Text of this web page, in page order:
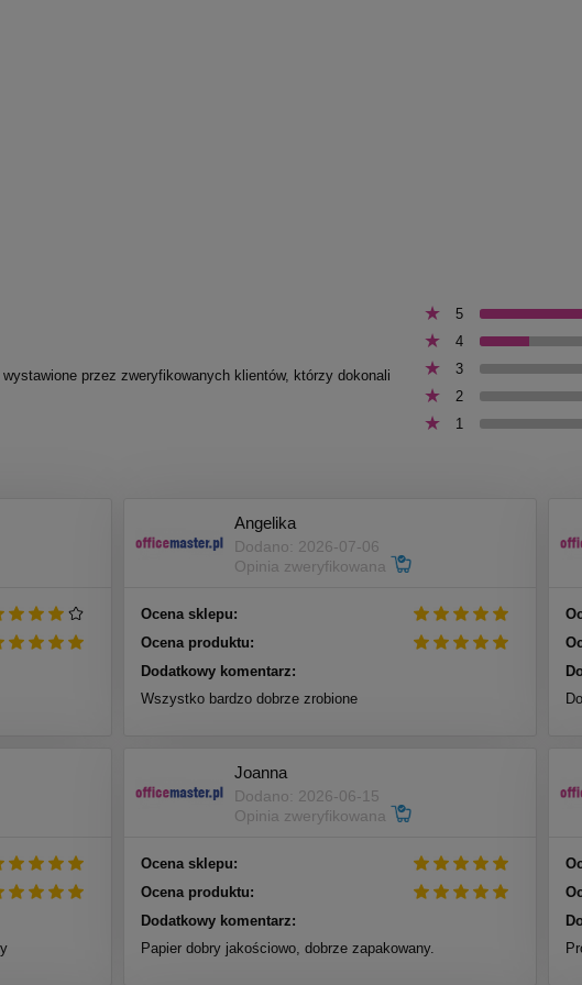
przez zweryfikowanych klientów, którzy dokonali
5
4
3
2
1
Angelika
Dodano: 2026-07-06
Opinia zweryfikowana
Ocena sklepu:
Ocena produktu:
Dodatkowy komentarz:
Wszystko bardzo dobrze zrobione
Joanna
Dodano: 2026-06-15
Opinia zweryfikowana
Ocena sklepu:
Ocena produktu:
Dodatkowy komentarz:
Papier dobry jakościowo, dobrze zapakowany.